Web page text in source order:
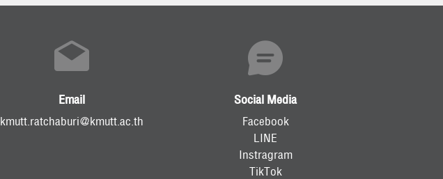
Email
kmutt.ratchaburi@kmutt.ac.th
Social Media
Facebook
LINE
Instragram
TikTok